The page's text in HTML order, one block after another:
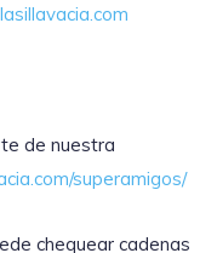
de nuestra
superamigos/
chequear cadenas